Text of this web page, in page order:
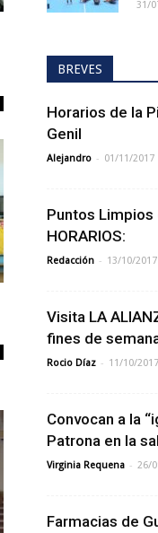
31/
BREVES
Horarios de la
Genil
Alejandro - 01/11/2017
Puntos Limpios
HORARIOS:
Redacción - 13/10/2017
Visita LA
fines de
Rocio Díaz - 11/10/2017
Convocan a la
Patrona en la
Virginia Requena - 26/
Farmacias de